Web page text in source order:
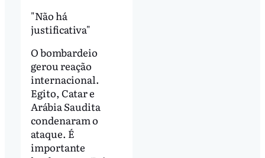
"Não há
justificativa"
O bombardeio
gerou reação
internacional.
Egito, Catar e
Arábia Saudita
condenaram o
ataque. É
importante